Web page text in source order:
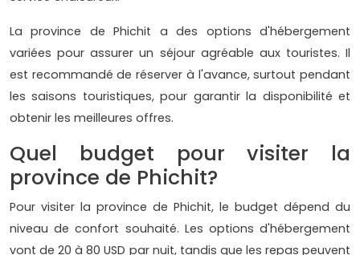
La province de Phichit a des options d'hébergement
variées pour assurer un séjour agréable aux touristes. Il
est recommandé de réserver à l'avance, surtout pendant
les saisons touristiques, pour garantir la disponibilité et
obtenir les meilleures offres.
Quel budget pour visiter la
province de Phichit?
Pour visiter la province de Phichit, le budget dépend du
niveau de confort souhaité. Les options d'hébergement
vont de 20 à 80 USD par nuit, tandis que les repas peuvent